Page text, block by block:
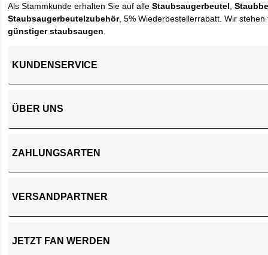
Als Stammkunde erhalten Sie auf alleStaubsaugerbeutel ,
Staubsaugerbeutelzubehör, 5% Wiederbestellerrabatt. Wir
günstiger staubsaugen
KUNDENSERVICE
ÜBER UNS
ZAHLUNGSARTEN
VERSANDPARTNER
JETZT FAN WERDEN